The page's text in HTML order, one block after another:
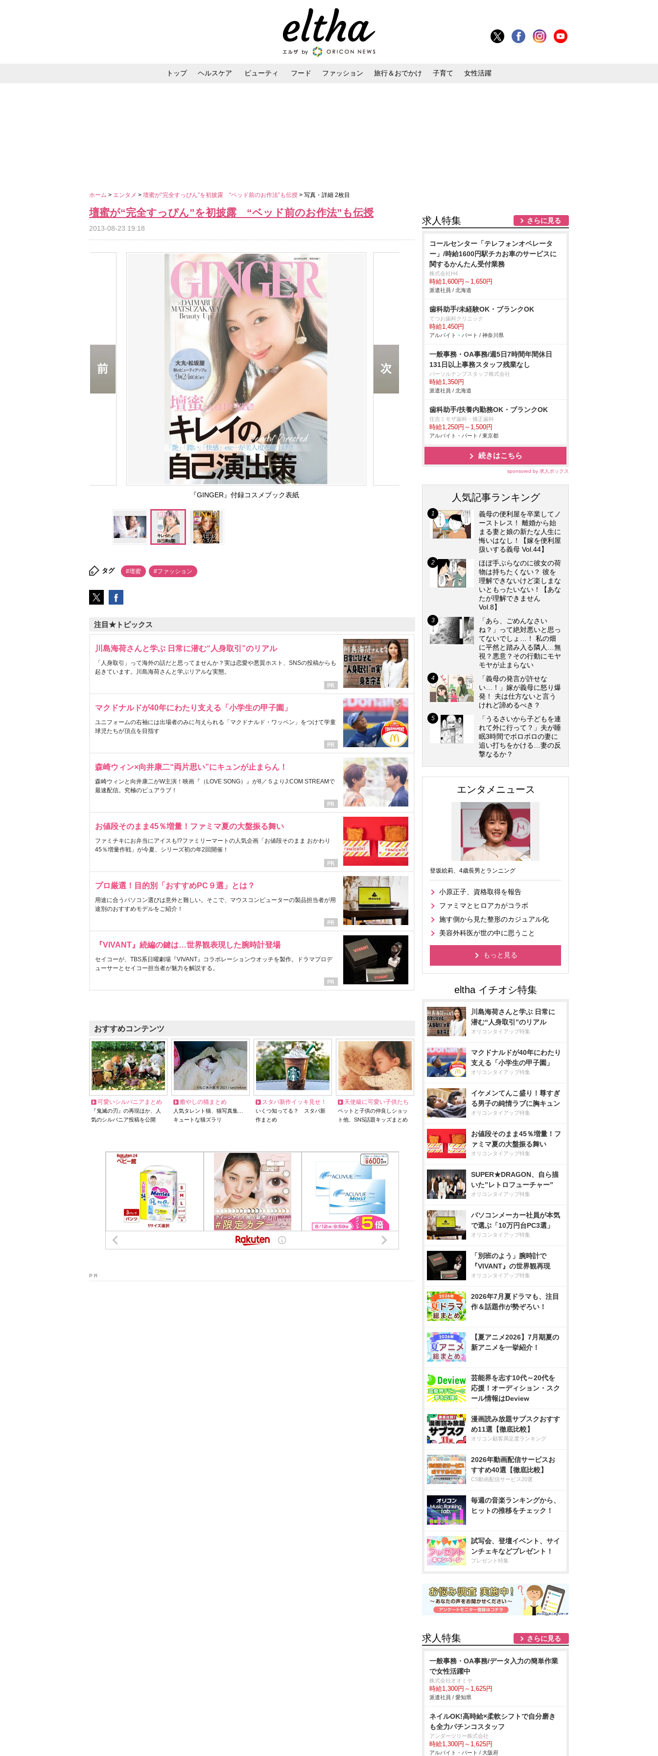
トップ ヘルスケア ビューティ フード ファッション 旅行＆おでかけ 子育て 女性活躍
ホーム > エンタメ > 壇蜜が“完全すっぴん”を初披露 “ベッド前のお作法”も伝授 > 写真・詳細 2枚目
壇蜜が“完全すっぴん”を初披露 “ベッド前のお作法”も伝授
2013-08-23 19:18
『GINGER』付録コスメブック表紙
タグ #壇蜜 #ファッション
注目★トピックス
川島海荷さんと学ぶ 日常に潜む“人身取引”のリアル
「人身取引」って海外の話だと思ってませんか？実は恋愛や悪質ホスト、SNSの投稿からも
起きています。川島海荷さんと学ぶリアルな実態。
マクドナルドが40年にわたり支える「小学生の甲子園」
ユニフォームの右袖には出場者のみに与えられる「マクドナルド・ワッペン」をつけて学童
球児たちが頂点を目指す
森崎ウィン×向井康二“両片思い”にキュンが止まらん！
森崎ウィンと向井康二がW主演！映画『（LOVE SONG）』が8／５よりJ:COM STREAMで
最速配信。究極のピュアラブ！
お値段そのまま45％増量！ファミマ夏の大盤振る舞い
ファミチキにお弁当にアイスも!?ファミリーマートの人気企画「お値段そのまま おかわり
45％増量作戦」が今夏、シリーズ初の年2回開催！
プロ厳選！目的別「おすすめPC９選」とは？
用途に合うパソコン選びは意外と難しい。そこで、マウスコンピューターの製品担当者が用
途別のおすすめモデルをご紹介！
『VIVANT』続編の鍵は…世界観表現した腕時計登場
セイコーが、TBS系日曜劇場『VIVANT』コラボレーションウオッチを製作。ドラマプロデ
ューサーとセイコー担当者が魅力を解説する。
おすすめコンテンツ
可愛いシルバニアまとめ
『鬼滅の刃』の再現ほか、人
気のシルバニア投稿を公開
癒やしの猫まとめ
人気タレント猫、猫写真集…
キュートな猫ズラリ
スタバ新作イッキ見せ！
いくつ知ってる？ スタバ新
作まとめ
天使級に可愛い子供たち
ペットと子供の仲良しショッ
ト他、SNS話題キッズまとめ
P R
求人特集 さらに見る
コールセンター「テレフォンオペレータ
ー」/時給1600円駅チカお車のサービスに
関するかんたん受付業務
株式会社H4
時給1,600円～1,650円
派遣社員 / 北海道
歯科助手/未経験OK・ブランクOK
てつお歯科クリニック
時給1,450円
アルバイト・パート / 神奈川県
一般事務・OA事務/週5日7時間年間休日
131日以上事務スタッフ残業なし
パーソルテンプスタッフ株式会社
時給1,350円
派遣社員 / 北海道
歯科助手/扶養内勤務OK・ブランクOK
住吉ミモザ歯科・矯正歯科
時給1,250円～1,500円
アルバイト・パート / 東京都
続きはこちら
sponsored by 求人ボックス
人気記事ランキング
義母の便利屋を卒業してノ
ーストレス！ 離婚から始
まる妻と娘の新たな人生に
悔いはなし！【嫁を便利屋
扱いする義母 Vol.44】
ほぼ手ぶらなのに彼女の荷
物は持ちたくない？ 彼を
理解できないけど楽しまな
いともったいない！【あな
たが理解できません
Vol.8】
「あら、ごめんなさい
ね？」って絶対悪いと思っ
てないでしょ…！ 私の畑
に平然と踏み入る隣人…無
視？悪意？その行動にモヤ
モヤが止まらない
「義母の発言が許せな
い…！」嫁が義母に怒り爆
発！ 夫は仕方ないと言う
けれど諦めるべき？
「うるさいから子どもを連
れて外に行って？」夫が睡
眠3時間でボロボロの妻に
追い打ちをかける…妻の反
撃なるか？
エンタメニュース
登坂絵莉、4歳長男とランニング
小原正子、資格取得を報告
ファミマとヒロアカがコラボ
施す側から見た整形のカジュアル化
美容外科医が世の中に思うこと
もっと見る
川島海荷さんと学ぶ 日常に
潜む“人身取引”のリアル
オリコンタイアップ特集
マクドナルドが40年にわたり
支える「小学生の甲子園」
オリコンタイアップ特集
イケメンてんこ盛り！尊すぎ
る男子の純情ラブに胸キュン
オリコンタイアップ特集
お値段そのまま45％増量！フ
ァミマ夏の大盤振る舞い
オリコンタイアップ特集
SUPER★DRAGON、自ら描
いた”レトロフューチャー”
オリコンタイアップ特集
パソコンメーカー社員が本気
で選ぶ「10万円台PC3選」
オリコンタイアップ特集
「別班のよう」腕時計で
『VIVANT』の世界観再現
オリコンタイアップ特集
2026年7月夏ドラマも、注目
作＆話題作が勢ぞろい！
【夏アニメ2026】7月期夏の
新アニメを一挙紹介！
芸能界を志す10代～20代を
応援！オーディション・スク
ール情報はDeview
漫画読み放題サブスクおすす
め11選【徹底比較】
オリコン顧客満足度ランキング
2026年動画配信サービスお
すすめ40選【徹底比較】
CS動画配信サービス20選
毎週の音楽ランキングから、
ヒットの推移をチェック！
試写会、登壇イベント、サイ
ンチェキなどプレゼント！
プレゼント特集
求人特集 さらに見る
一般事務・OA事務/データ入力の簡単作業
で女性活躍中
株式会社オオミヤ
時給1,300円～1,625円
派遣社員 / 愛知県
ネイルOK!高時給×柔軟シフトで自分磨き
も全力パチンコスタッフ
アンダーツリー株式会社
時給1,300円～1,625円
アルバイト・パート / 大阪府